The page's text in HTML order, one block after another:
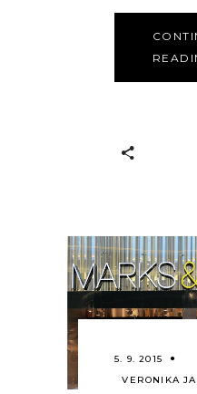
5. 9. 2015
VERONIKA